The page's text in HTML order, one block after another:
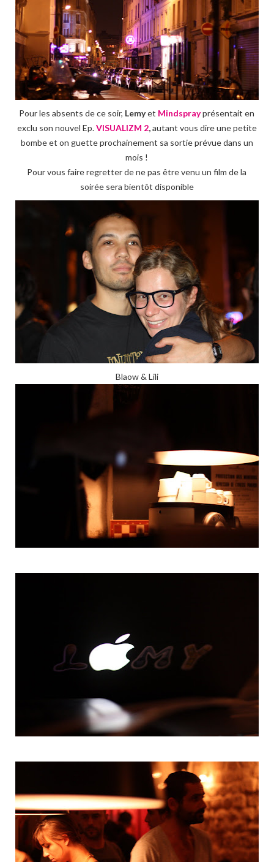
Pour les absents de ce soir, Lemyet Mindsprayprésentait en
exclu son nouvel Ep.VISUALIZM 2,autant vous dire une petite
bombe et on guette prochainement sa sortie prévue dans un
mois !
Pour vous faire regretter de ne pas être venu un film de la
soirée sera bientôt disponible
Blaow & Lili